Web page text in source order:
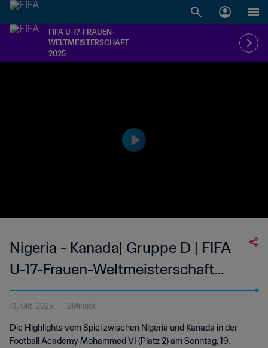
FIFA U-17-FRAUEN-
WELTMEISTERSCHAFT
2025
Nigeria - Kanada| Gruppe D | FIFA
U-17-Frauen-Weltmeisterschaft
Marokko 2025™ | Highlights
19. Okt. 2025 2Minute
Die Highlights vom Spiel zwischen Nigeria und Kanada in der
Football Academy Mohammed VI (Platz 2) am Sonntag, 19.